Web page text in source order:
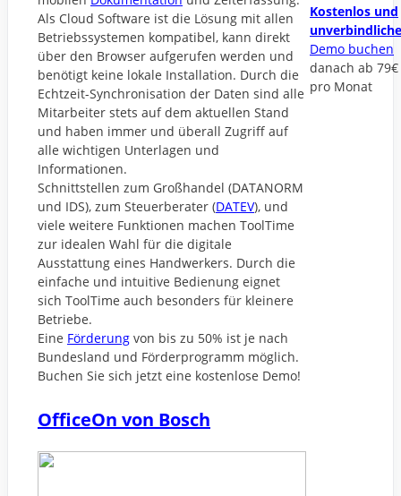
Als Cloud Software ist die Lösung mit allen
Betriebssystemen kompatibel, kann direkt
über den Browser aufgerufen werden und
benötigt keine lokale Installation. Durch die
Echtzeit-Synchronisation der Daten sind alle
Mitarbeiter stets auf dem aktuellen Stand
und haben immer und überall Zugriff auf
alle wichtigen Unterlagen und
Informationen.
Schnittstellen zum Großhandel (DATANORM
und IDS), zum Steuerberater (DATEV), und
viele weitere Funktionen machen ToolTime
zur idealen Wahl für die digitale
Ausstattung eines Handwerkers. Durch die
einfache und intuitive Bedienung eignet
sich ToolTime auch besonders für kleinere
Betriebe.
Eine Förderung von bis zu 50% ist je nach
Bundesland und Förderprogramm möglich.
Buchen Sie sich jetzt eine kostenlose Demo!
Kostenlos und
unverbindliche
Demo buchen
danach ab 79€
pro Monat
OfficeOn von Bosch